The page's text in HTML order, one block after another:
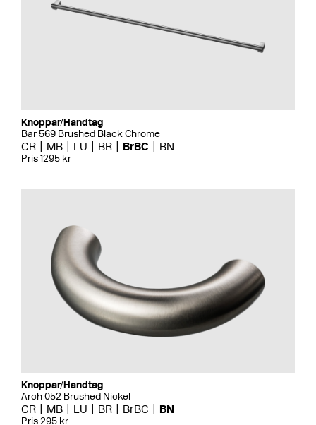
Knoppar/Handtag
Bar 569 Brushed Black Chrome
CR MB LU BR BrBC BN
Pris 1295 kr
Knoppar/Handtag
Arch 052 Brushed Nickel
CR MB LU BR BrBC BN
Pris 295 kr